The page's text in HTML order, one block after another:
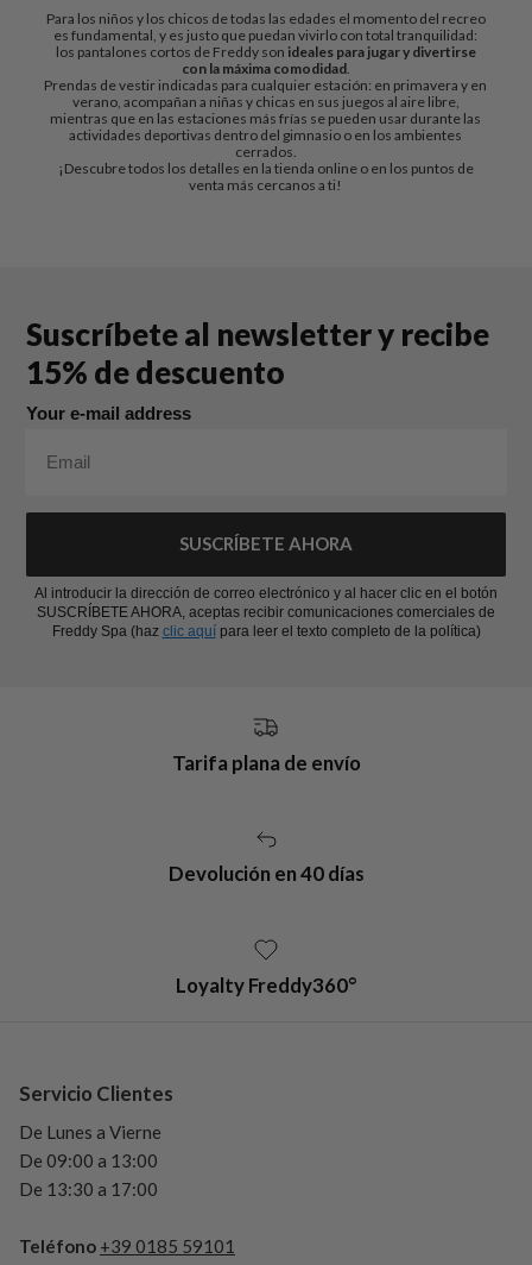
Para los niños y los chicos de todas las edades el momento del recreo
es fundamental, y es justo que puedan vivirlo con total tranquilidad:
los pantalones cortos de Freddy son ideales para jugar y divertirse
con la máxima comodidad.
Prendas de vestir indicadas para cualquier estación: en primavera y en
verano, acompañan a niñas y chicas en sus juegos al aire libre,
mientras que en las estaciones más frías se pueden usar durante las
actividades deportivas dentro del gimnasio o en los ambientes
cerrados.
¡Descubre todos los detalles en la tienda online o en los puntos de
venta más cercanos a ti!
Suscríbete al newsletter y recibe
15% de descuento
Your e-mail address
SUSCRÍBETE AHORA
Al introducir la dirección de correo electrónico y al hacer clic en el botón
SUSCRÍBETE AHORA, aceptas recibir comunicaciones comerciales de
Freddy Spa (haz clic aquípara leer el texto completo de la política)
Tarifa plana de envío
Devolución en 40 días
Loyalty Freddy360°
Servicio Clientes
De Lunes a Vierne
De 09:00 a 13:00
De 13:30 a 17:00
Teléfono +39 0185 59101